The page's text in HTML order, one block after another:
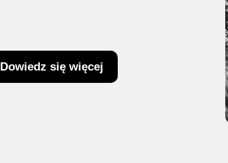
Dowiedz się więcej